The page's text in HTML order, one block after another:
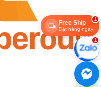
1
Free Ship
Đặt hàng ngay
1